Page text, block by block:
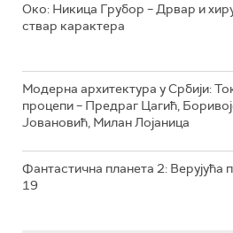
Око: Никица Грубор – Дрвар и
ствар карактера
Модерна архитектура у Србији:
процепи – Предраг Цагић,
Јовановић, Милан Лојаница
Фантастична планета 2: Верујућа
19